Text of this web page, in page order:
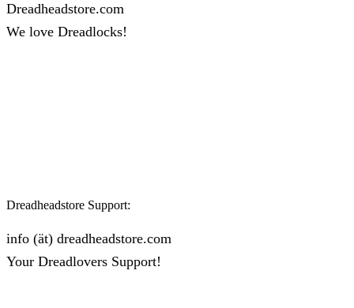
Dreadheadstore.com
We love Dreadlocks!
Dreadheadstore Support:
info (ät) dreadheadstore.com
Your Dreadlovers Support!